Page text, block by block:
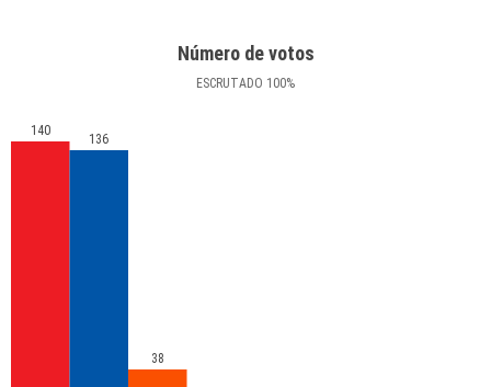
Número de votos
ESCRUTADO 100%
140
136
38